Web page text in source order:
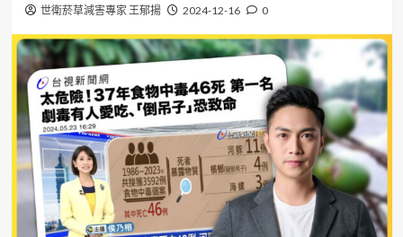
世衛菸草減害專家 王郁揚 2024-12-16 0